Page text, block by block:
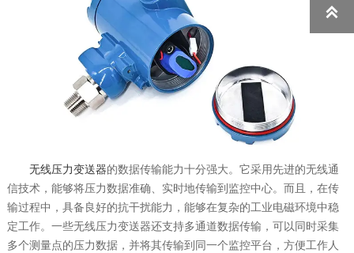
无线压力变送器的数据传输能力十分强大。它采用先进的无线通
信技术，能够将压力数据准确、实时地传输到监控中心。而且，在传
输过程中，具备良好的抗干扰能力，能够在复杂的工业电磁环境中稳
定工作。一些无线压力变送器还支持多通道数据传输，可以同时采集
多个测量点的压力数据，并将其传输到同一个监控平台，方便工作人
